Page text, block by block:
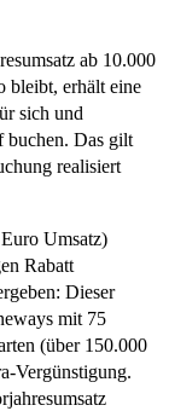
ab 10.000
bleibt, erhält eine
sich und
buchen. Das gilt
realisiert
Umsatz)
Rabatt
Dieser
mit 75
(über 150.000
Vergünstigung.